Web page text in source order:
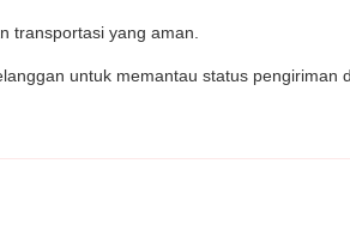
transportasi yang aman.
untuk memantau status pengiriman